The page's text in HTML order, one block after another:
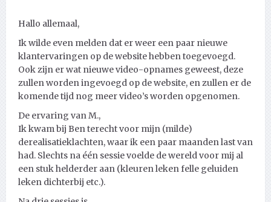
Hallo allemaal,
Ik wilde even melden dat er weer een paar nieuwe
klantervaringen op de website hebben toegevoegd.
Ook zijn er wat nieuwe video-opnames geweest, deze
zullen worden ingevoegd op de website, en zullen er de
komende tijd nog meer video’s worden opgenomen.
De ervaring van M.,
Ik kwam bij Ben terecht voor mijn (milde)
derealisatieklachten, waar ik een paar maanden last van
had. Slechts na één sessie voelde de wereld voor mij al
een stuk helderder aan (kleuren leken felle geluiden
leken dichterbij etc.).